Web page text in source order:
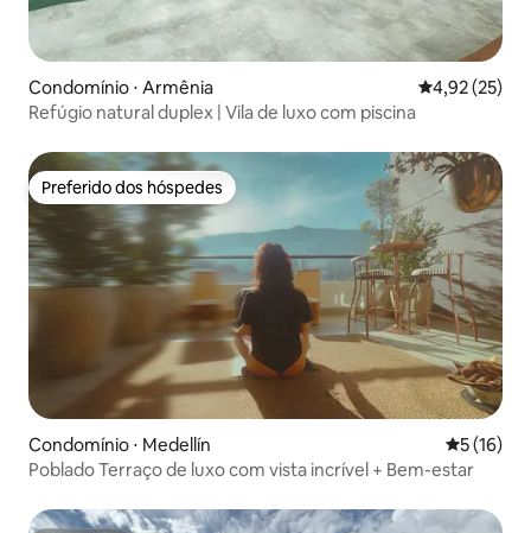
Condomínio ⋅ Armênia 4,92 de uma
4,92 (25)
Refúgio natural duplex | Vila de luxo com piscina
Preferido dos hóspedes
Preferido dos hóspedes
Condomínio ⋅ Medellín 5 de uma
5 (16)
Poblado Terraço de luxo com vista incrível + Bem-estar